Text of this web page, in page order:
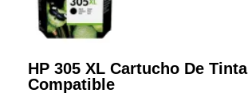
HP 305 XL Cartucho De Tinta
Compatible